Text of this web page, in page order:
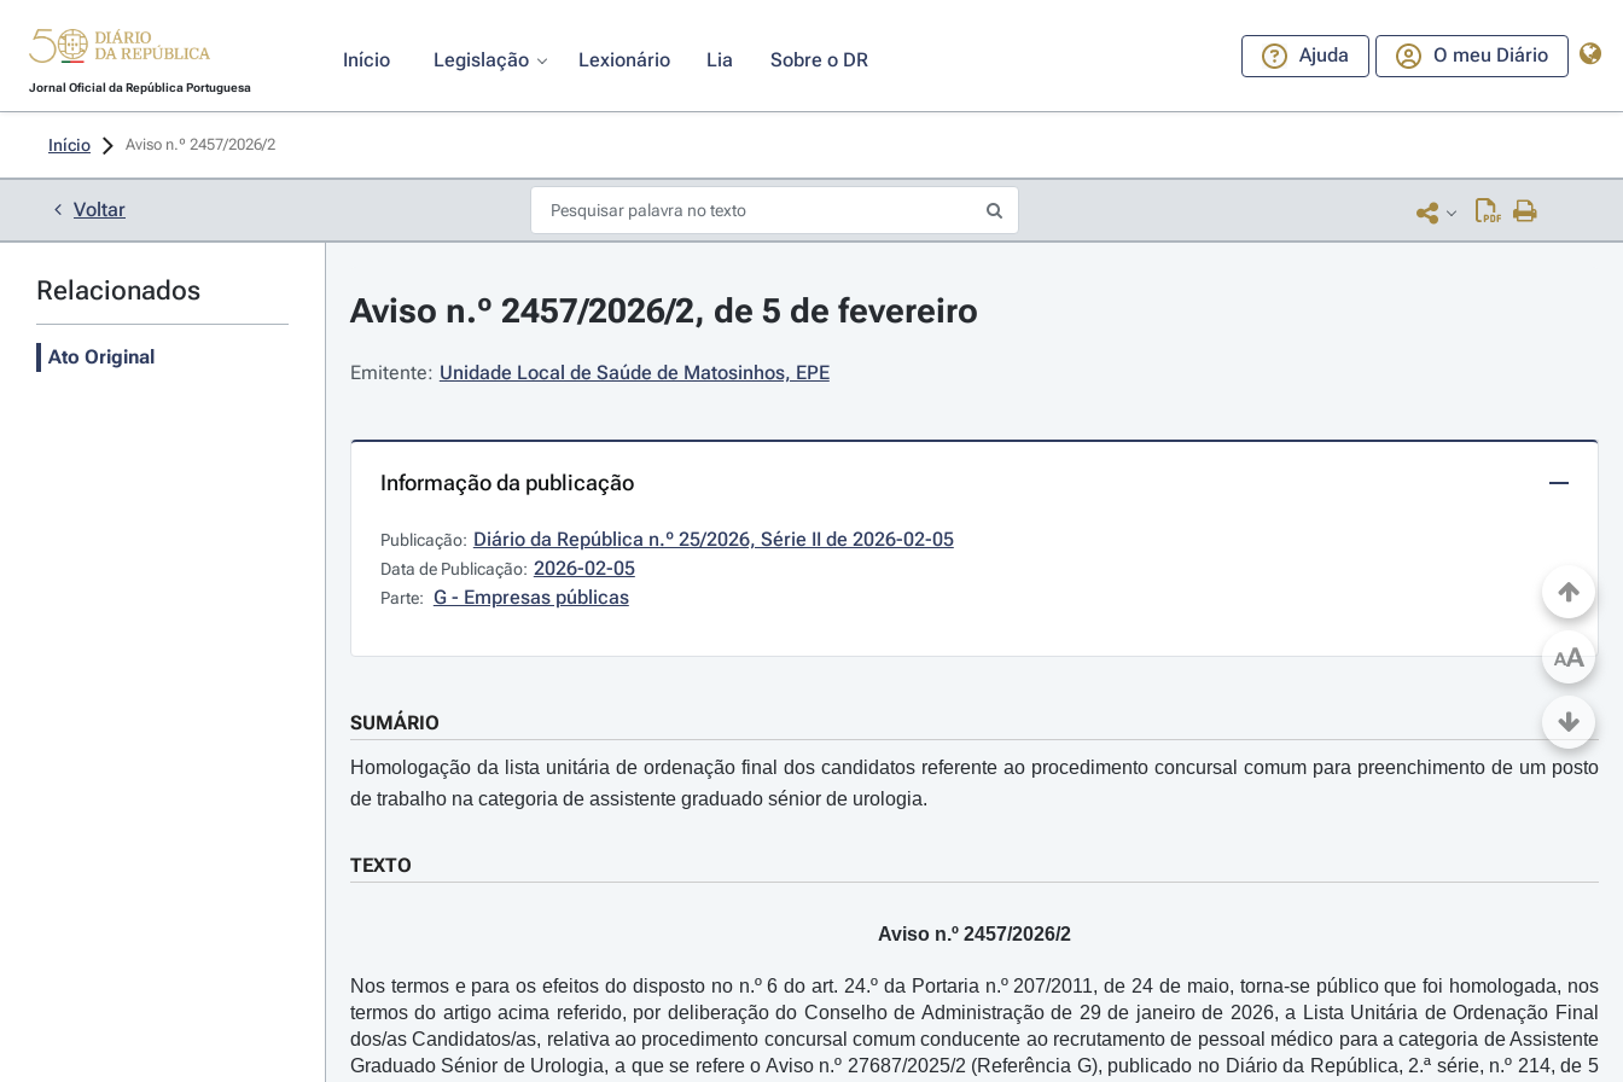
Jornal Oficial da República Portuguesa
Início Legislação Lexionário Lia Sobre o DR Ajuda O meu Diário
Início Aviso n.º 2457/2026/2
Voltar
Relacionados
Ato Original
Aviso n.º 2457/2026/2, de 5 de fevereiro
Emitente: Unidade Local de Saúde de Matosinhos, EPE
Informação da publicação
Publicação: Diário da República n.º 25/2026, Série II de 2026-02-05
Data de Publicação: 2026-02-05
Parte: G - Empresas públicas
SUMÁRIO
Homologação da lista unitária de ordenação final dos candidatos referente ao procedimento concursal comum para preenchimento de um posto
de trabalho na categoria de assistente graduado sénior de urologia.
TEXTO
Aviso n.º 2457/2026/2
Nos termos e para os efeitos do disposto no n.º 6 do art. 24.º da Portaria n.º 207/2011, de 24 de maio, torna-se público que foi homologada, nos
termos do artigo acima referido, por deliberação do Conselho de Administração de 29 de janeiro de 2026, a Lista Unitária de Ordenação Final
dos/as Candidatos/as, relativa ao procedimento concursal comum conducente ao recrutamento de pessoal médico para a categoria de Assistente
Graduado Sénior de Urologia, a que se refere o Aviso n.º 27687/2025/2 (Referência G), publicado no Diário da República, 2.ª série, n.º 214, de 5
AA